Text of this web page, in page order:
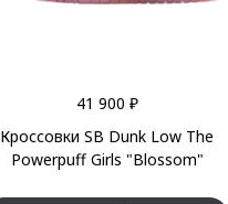
41 900 ₽
Кроссовки SB Dunk Low The
Powerpuff Girls "Blossom"